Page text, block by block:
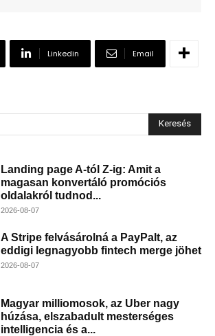
Linkedin Email
Keresés
Landing page A-tól Z-ig: Amit a
magasan konvertáló promóciós
oldalakról tudnod...
2026-08-07
A Stripe felvásárolná a PayPalt, az
eddigi legnagyobb fintech merge jöhet
2026-08-07
Magyar milliomosok, az Uber nagy
húzása, elszabadult mesterséges
intelligencia és a...